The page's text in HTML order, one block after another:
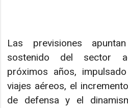
Las previsiones
sostenido del sector
próximos años,
viajes aéreos, el
de defensa y el